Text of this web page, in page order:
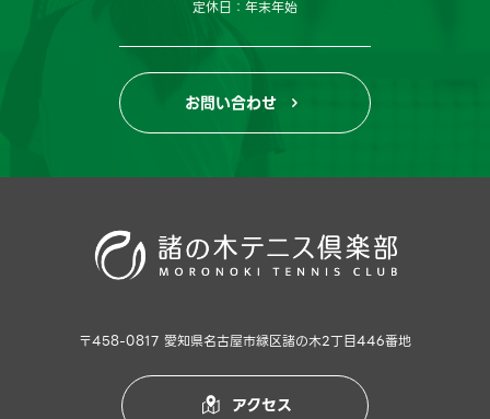
定休日：年末年始
お問い合わせ 
〒458-0817 愛知県名古屋市緑区諸の木2丁目446番地
 アクセス